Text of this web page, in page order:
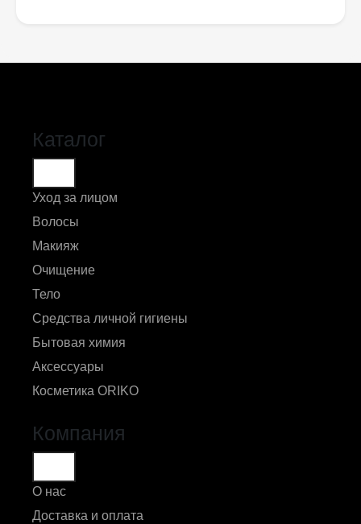
Каталог
Уход за лицом
Волосы
Макияж
Очищение
Тело
Средства личной гигиены
Бытовая химия
Аксессуары
Косметика ORIKO
Компания
О нас
Доставка и оплата